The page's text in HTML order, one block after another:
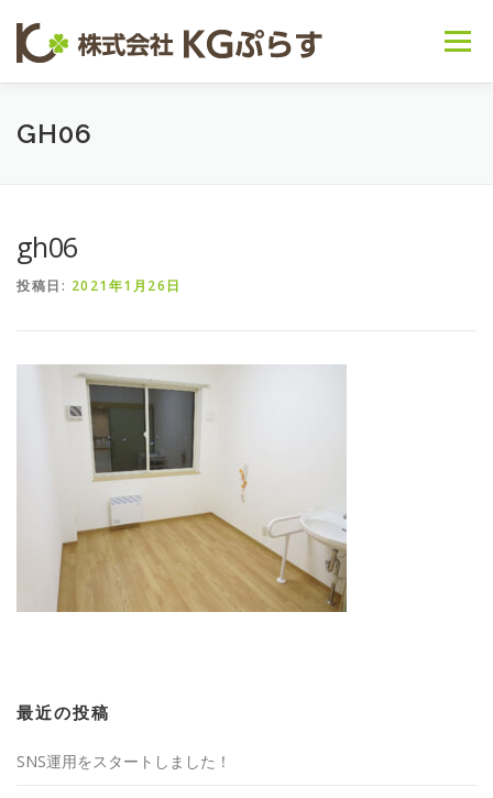
メニュー
会社概要
GH06
gh06
投稿日: 2021年1月26日
最近の投稿
SNS運用をスタートしました！